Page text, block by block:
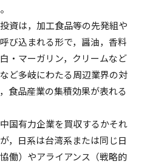
資は，加工食品等の先発組や
び込まれる形で，醤油，香料
・マーガリン，クリームなど
ど多岐にわたる周辺業界の対
食品産業の集積効果が表れる
国有力企業を買収するかそれ
，日系は台湾系または同じ日
働）やアライアンス（戦略的